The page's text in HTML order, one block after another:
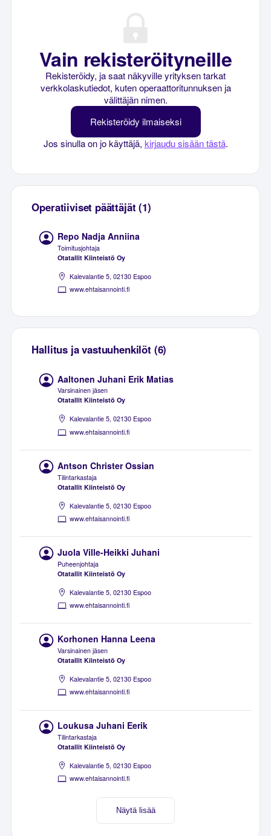
Vain rekisteröityneille
Rekisteröidy, ja saat näkyville yrityksen tarkat
verkkolaskutiedot, kuten operaattoritunnuksen ja
välittäjän nimen.
Rekisteröidy ilmaiseksi
Jos sinulla on jo käyttäjä, kirjaudu sisään tästä.
Operatiiviset päättäjät (1)
Repo Nadja Anniina
Toimitusjohtaja
Otatallit Kiinteistö Oy
Kalevalantie 5, 02130 Espoo
www.ehtaisannointi.fi
Hallitus ja vastuuhenkilöt (6)
Aaltonen Juhani Erik Matias
Varsinainen jäsen
Otatallit Kiinteistö Oy
Kalevalantie 5, 02130 Espoo
www.ehtaisannointi.fi
Antson Christer Ossian
Tilintarkastaja
Otatallit Kiinteistö Oy
Kalevalantie 5, 02130 Espoo
www.ehtaisannointi.fi
Juola Ville-Heikki Juhani
Puheenjohtaja
Otatallit Kiinteistö Oy
Kalevalantie 5, 02130 Espoo
www.ehtaisannointi.fi
Korhonen Hanna Leena
Varsinainen jäsen
Otatallit Kiinteistö Oy
Kalevalantie 5, 02130 Espoo
www.ehtaisannointi.fi
Loukusa Juhani Eerik
Tilintarkastaja
Otatallit Kiinteistö Oy
Kalevalantie 5, 02130 Espoo
www.ehtaisannointi.fi
Näytä lisää